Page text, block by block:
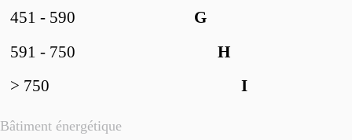
Bâtiment énergétique
G
451 - 590
H
591 - 750
I
> 750